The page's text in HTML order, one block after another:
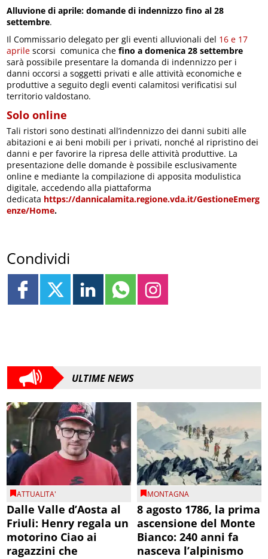
Alluvione di aprile: domande di indennizzo fino al 28
settembre.
Il Commissario delegato per gli eventi alluvionali del 16 e 17
aprile scorsi comunica chefino a domenica 28 settembre
sarà possibile presentare la domanda di indennizzo per i
danni occorsi a soggetti privati e alle attività economiche e
produttive a seguito degli eventi calamitosi verificatisi sul
territorio valdostano.
Solo online
Tali ristori sono destinati all’indennizzo dei danni subiti alle
abitazioni e ai beni mobili per i privati, nonché al ripristino dei
danni e per favorire la ripresa delle attività produttive. La
presentazione delle domande è possibile esclusivamente
online e mediante la compilazione di apposita modulistica
digitale, accedendo alla piattaforma
dedicata https://dannicalamita.regione.vda.it/GestioneEmerg
enze/Home.
Condividi
ULTIME NEWS
ATTUALITA'
Dalle Valle d’Aosta al
Friuli: Henry regala un
motorino Ciao ai
ragazzini che
MONTAGNA
8 agosto 1786, la prima
ascensione del Monte
Bianco: 240 anni fa
nasceva l’alpinismo